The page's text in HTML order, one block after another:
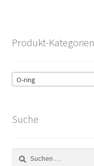
Produkt-Kategorien
O-ring
Suche
Suchen